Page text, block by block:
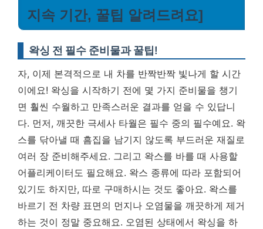
지속 기간, 꿀팁 알려드려요]
왁싱 전 필수 준비물과 꿀팁!
자, 이제 본격적으로 내 차를 반짝반짝 빛나게 할 시간
이에요! 왁싱을 시작하기 전에 몇 가지 준비물을 챙기
면 훨씬 수월하고 만족스러운 결과를 얻을 수 있답니
다. 먼저, 깨끗한 극세사 타월은 필수 중의 필수예요. 왁
스를 닦아낼 때 흠집을 남기지 않도록 부드러운 재질로
여러 장 준비해주세요. 그리고 왁스를 바를 때 사용할
어플리케이터도 필요해요. 왁스 종류에 따라 포함되어
있기도 하지만, 따로 구매하시는 것도 좋아요. 왁스를
바르기 전 차량 표면의 먼지나 오염물을 깨끗하게 제거
하는 것이 정말 중요해요. 오염된 상태에서 왁싱을 하